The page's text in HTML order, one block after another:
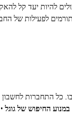
להיות יעד קל
לפעילות של
כל התחברות לחשבון
החיפוש של גוגל •